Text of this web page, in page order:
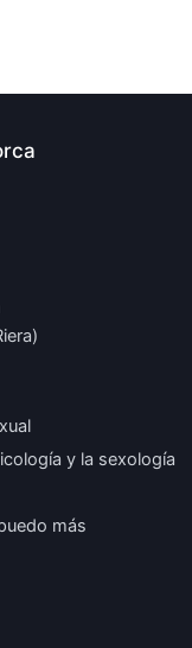
y la sexología
más